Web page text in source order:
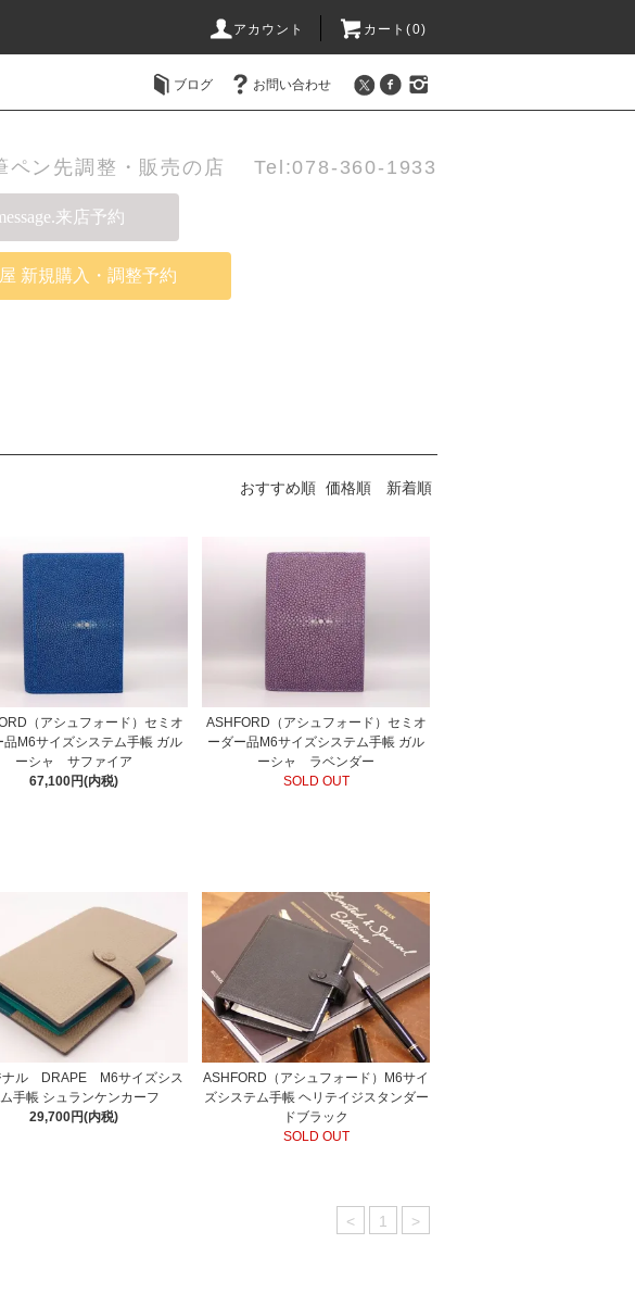
アカウント カート(0)
ブログ お問い合わせ
ペン先調整・販売の店 Tel:078-360-1933
来店予約
新規購入・調整予約
おすすめ順 価格順 新着順
（アシュフォード）セミオ
品M6サイズシステム手帳 ガル
ーシャ サファイア
67,100円(内税)
ASHFORD（アシュフォード）セミオ
ーダー品M6サイズシステム手帳 ガル
ーシャ ラベンダー
SOLD OUT
ナル DRAPE M6サイズシス
手帳 シュランケンカーフ
29,700円(内税)
ASHFORD（アシュフォード）M6サイ
ズシステム手帳 ヘリテイジスタンダー
ドブラック
SOLD OUT
< 1 >